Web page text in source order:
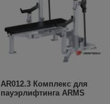
AR012.3 Комплекс для
пауэрлифтинга ARMS